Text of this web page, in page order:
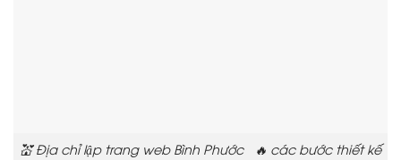
💒 Địa chỉ lập trang web Bình Phước 🔥 các bước thiết kế